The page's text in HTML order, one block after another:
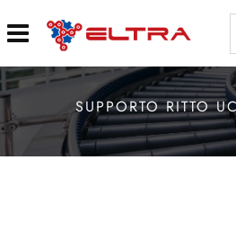
Open
SUPPORTO RITTO